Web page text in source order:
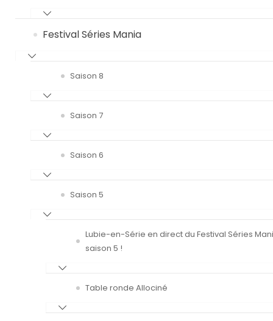
Festival Séries Mania
Saison 8
Saison 7
Saison 6
Saison 5
Lubie-en-Série en direct du Festival Séries
saison 5 !
Table ronde Allociné